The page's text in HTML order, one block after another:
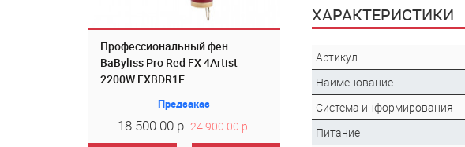
Профессиональный фен
BaByliss Pro Red FX 4Artist
2200W FXBDR1E
Предзаказ
18 500.00 р. 24 900.00 р.
ХАРАКТЕРИСТИКИ
Артикул
Наименование
Система информирования
Питание